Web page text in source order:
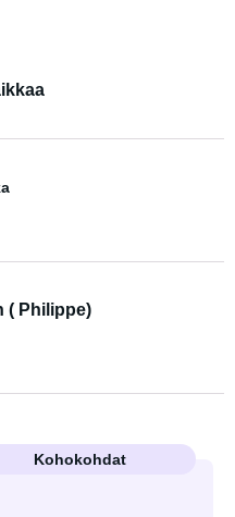
( Philippe)
Kohokohdat